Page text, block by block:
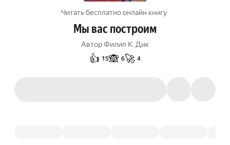
Читать бесплатно онлайн книгу
Мы вас построим
АвторФилип К. Дик
👍 15🙈 6🚀 4